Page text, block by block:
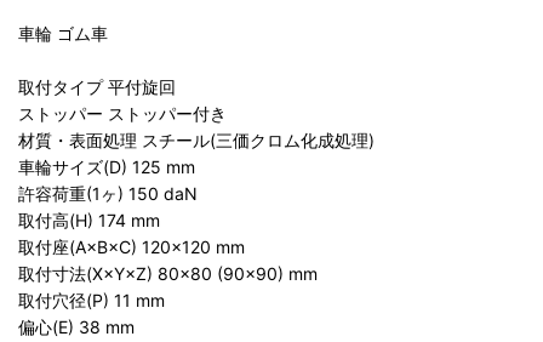
車輪 ゴム車
取付タイプ 平付旋回
ストッパー ストッパー付き
材質・表面処理 スチール(三価クロム化成処理)
車輪サイズ(D) 125 mm
許容荷重(1ヶ) 150 daN
取付高(H) 174 mm
取付座(A×B×C) 120×120 mm
取付寸法(X×Y×Z) 80×80 (90×90) mm
取付穴径(P) 11 mm
偏心(E) 38 mm